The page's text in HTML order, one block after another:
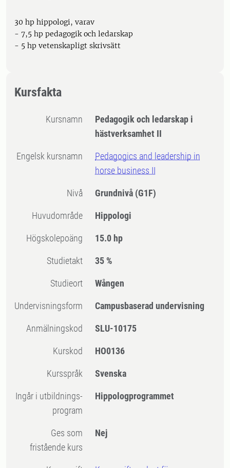
30 hp hippologi, varav
- 7,5 hp pedagogik och ledarskap
- 5 hp vetenskapligt skrivsätt
Kursfakta
Kursnamn
Pedagogik och ledarskap i
hästverksamhet II
Engelsk kursnamn
Pedagogics and leadership in
horse business II
Nivå Grundnivå (G1F)
Huvudområde Hippologi
högskolepoäng 15.0 hp
Studietakt 35 %
Studieort Wången
Undervisningsform Campusbaserad undervisning
Anmälningskod SLU-10175
Kurskod HO0136
Kursspråk Svenska
Ingår i utbildnings-
program
Hippologprogrammet
Ges som
fristående kurs
Nej